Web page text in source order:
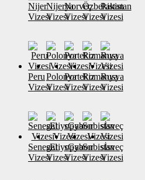
Nijer
Vizesi
Nijerya
Vizesi
Norveç
Vizesi
Özbekistan
Vizesi
Pakistan
Vizesi
Peru
Vizesi
Polonya
Vizesi
Portekiz
Vizesi
Romanya
Vizesi
Rusya
Vizesi
Senegal
Vizesi
sEtiyopya
Vizesi
sGabon
Vizesi
Sırbistan
Vizesi
sİsveç
Vizesi